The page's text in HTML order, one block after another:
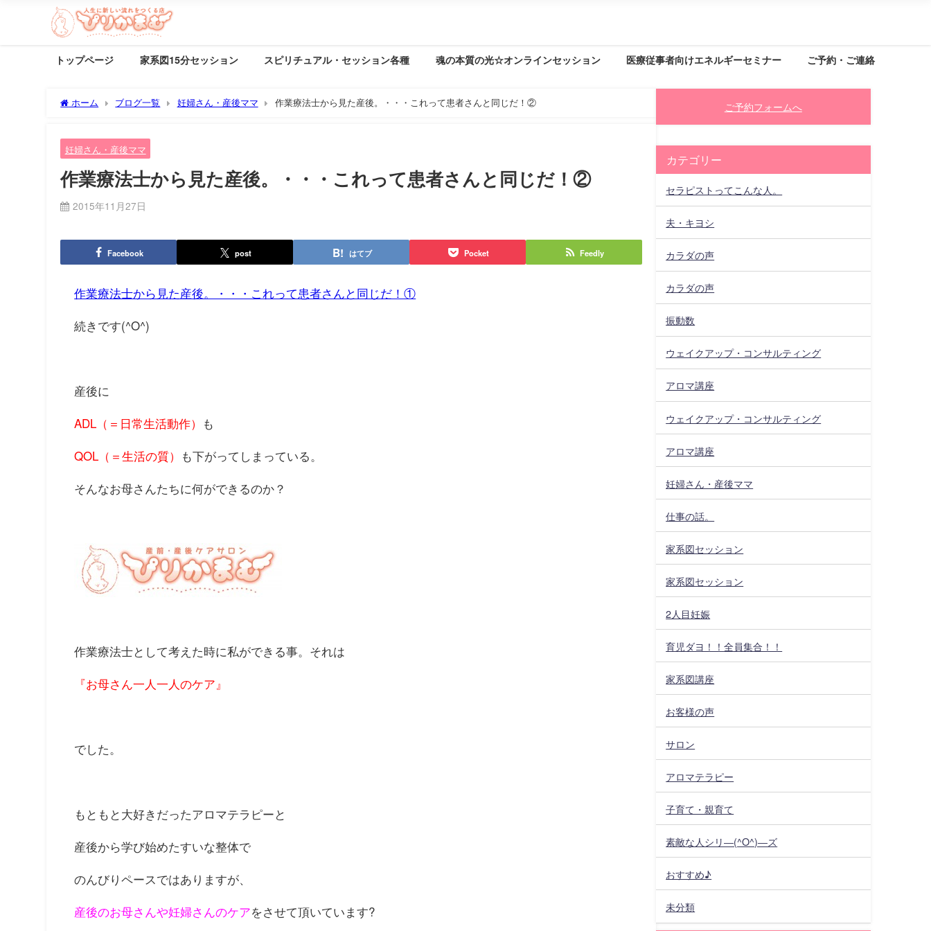
トップページ 家系図15分セッション スピリチュアル・セッション各種 魂の本質の光☆オンラインセッション 医療従事者向けエネルギーセミナー ご予約・ご連絡
ホーム ブログ一覧 妊婦さん・産後ママ 作業療法士から見た産後。・・・これって患者さんと同じだ！②
妊婦さん・産後ママ
作業療法士から見た産後。・・・これって患者さんと同じだ！②
2015年11月27日
Facebook post はてブ Pocket Feedly
作業療法士から見た産後。・・・これって患者さんと同じだ！①
続きです(^O^)
産後に
ADL（＝日常生活動作） も
QOL（＝生活の質） も下がってしまっている。
そんなお母さんたちに何ができるのか？
作業療法士として考えた時に私ができる事。それは
『お母さん一人一人のケア』
でした。
もともと大好きだったアロマテラピーと
産後から学び始めたすいな整体で
のんびりペースではありますが、
産後のお母さんや妊婦さんのケアをさせて頂いています?
ご予約フォームへ
カテゴリー
セラピストってこんな人。
夫・キヨシ
カラダの声
カラダの声
振動数
ウェイクアップ・コンサルティング
アロマ講座
ウェイクアップ・コンサルティング
アロマ講座
妊婦さん・産後ママ
仕事の話。
家系図セッション
家系図セッション
2人目妊娠
育児ダヨ！！全員集合！！
家系図講座
お客様の声
サロン
アロマテラピー
子育て・親育て
素敵な人シリ―(^O^)―ズ
おすすめ♪
未分類